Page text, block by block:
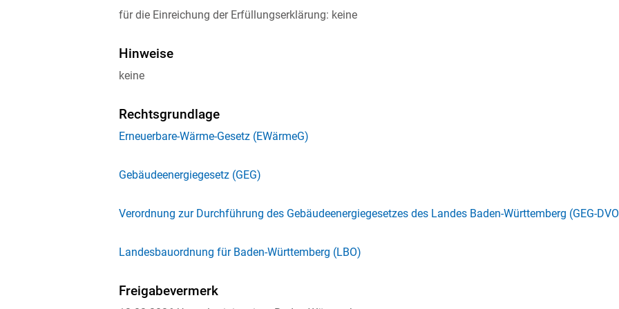
für die Einreichung der Erfüllungserklärung: keine
Hinweise
keine
Rechtsgrundlage
Erneuerbare-Wärme-Gesetz (EWärmeG)
Gebäudeenergiegesetz (GEG)
Verordnung zur Durchführung des Gebäudeenergiegesetzes des Landes Baden-Württemberg (GEG-
Landesbauordnung für Baden-Württemberg (LBO)
Freigabevermerk